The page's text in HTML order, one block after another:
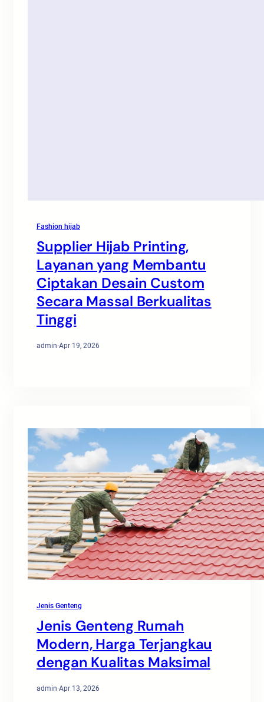
Fashion hijab
Supplier Hijab Printing,
Layanan yang Membantu
Ciptakan Desain Custom
Secara Massal Berkualitas
Tinggi
admin·Apr 19, 2026
Jenis Genteng
Jenis Genteng Rumah
Modern, Harga Terjangkau
dengan Kualitas Maksimal
admin·Apr 13, 2026